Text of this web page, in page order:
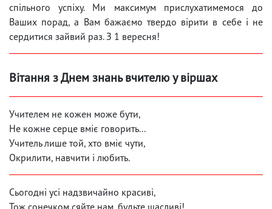
спільного успіху. Ми максимум прислухатимемося до
Ваших порад, а Вам бажаємо твердо вірити в себе і не
сердитися зайвий раз. З 1 вересня!
Вітання з Днем знань вчителю у віршах
Учителем не кожен може бути,
Не кожне серце вміє говорить...
Учитель лише той, хто вміє чути,
Окрилити, навчити і любить.
Сьогодні усі надзвичайно красиві,
Тож сонечком сяйте нам, будьте щасливі!